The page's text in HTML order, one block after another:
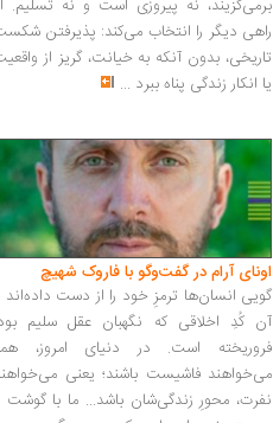
برمی‌گزیند، نه پیروزی است و نه تسلیم.
راهی دیگر را انتخاب می‌کند: پذیرفتن
تاریخی، بدون آنکه به خیانت، گریز از
یا انکار زندگی پناه ببرد ...
اونای آرام در گفت‌وگو با فاروک شهیچ‭
گویی انسان‌ها ترمزِ خود را از دست داده‌اند
آن کُدِ اخلاقی که نگهبان عقل سلیم
فروریخته است. در دنیای امروز،
می‌خواهند فاشیست باشند؛ یعنی
نفرت، محورِ زندگی‌شان باشد... ما با گوشت